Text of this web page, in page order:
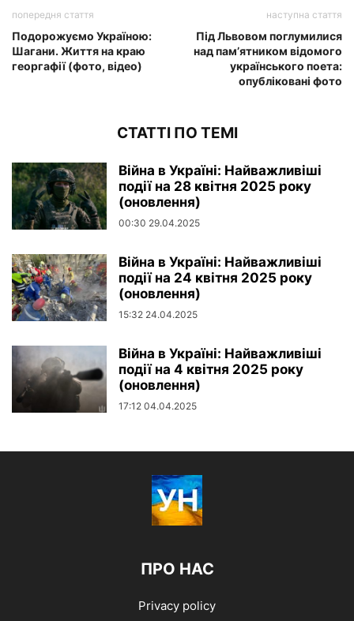
попередня стаття
Подорожуємо Україною:
Шагани. Життя на краю
георгафії (фото, відео)
наступна стаття
Під Львовом поглумилися
над пам’ятником відомого
українського поета:
опубліковані фото
СТАТТІ ПО ТЕМІ
Війна в Україні: Найважливіші
події на 28 квітня 2025 року
(оновлення)
00:30 29.04.2025
Війна в Україні: Найважливіші
події на 24 квітня 2025 року
(оновлення)
15:32 24.04.2025
Війна в Україні: Найважливіші
події на 4 квітня 2025 року
(оновлення)
17:12 04.04.2025
ПРО НАС
Privacy policy